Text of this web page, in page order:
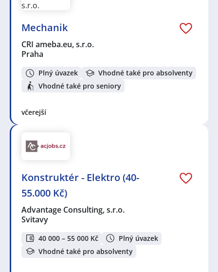
Mechanik
CRI ameba.eu, s.r.o.
Praha
Plný úvazek
Vhodné také pro absolventy
Vhodné také pro seniory
včerejší
Konstruktér - Elektro (40-
55.000 Kč)
Advantage Consulting, s.r.o.
Svitavy
40 000 – 55 000 Kč
Plný úvazek
Vhodné také pro absolventy